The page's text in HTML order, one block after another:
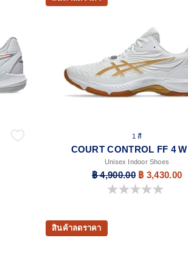
1 สี
COURT CONTROL FF 4
Unisex Indoor Shoes
฿ 4,900.00 ฿ 3,430.00
0.0 จาก 5 ดาว
สินค้าลดราคา